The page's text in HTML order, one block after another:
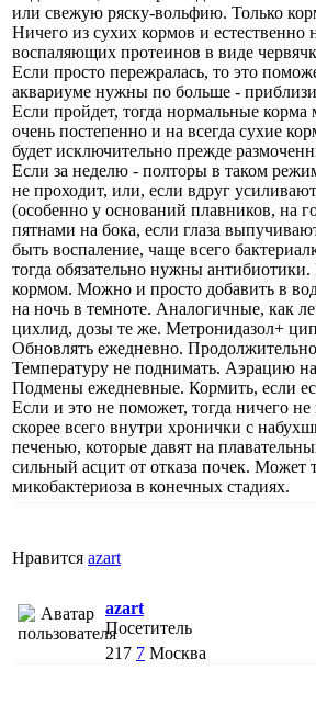
или свежую ряску-вольфию. Только
Ничего из сухих кормов и естественно
воспаляющих протеинов в виде
Если просто пережралась, то это
аквариуме нужны по больше -
Если пройдет, тогда нормальные
очень постепенно и на всегда сухие
будет исключительно прежде
Если за неделю - полторы в таком
не проходит, или, если вдруг
(особенно у оснований плавников, на
пятнами на бока, если глаза
быть воспаление, чаще всего
тогда обязательно нужны
кормом. Можно и просто добавить в
на ночь в темноте. Аналогичные, как
цихлид, дозы те же. Метронидазол+
Обновлять ежедневно.
Температуру не поднимать. Аэрацию
Подмены ежедневные. Кормить, если
Если и это не поможет, тогда ничего
скорее всего внутри хронички с
печенью, которые давят на
сильный асцит от отказа почек. Может
микобактериоза в конечных стадиях.
Нравится azart
azart
Посетитель
217 7 Москва